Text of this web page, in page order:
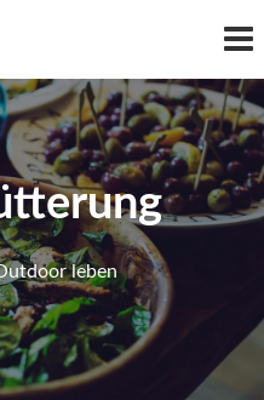
leben